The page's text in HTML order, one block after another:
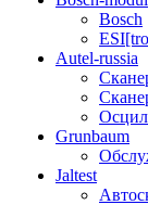
Bosch
Autel-russia
Grunbaum
Jaltest